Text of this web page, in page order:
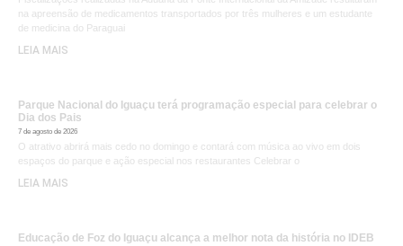
na apreensão de medicamentos transportados por três mulheres e um estudante
de medicina do Paraguai
LEIA MAIS
Parque Nacional do Iguaçu terá programação especial para celebrar o
Dia dos Pais
7 de agosto de 2026
O atrativo abrirá mais cedo no domingo e contará com música ao vivo em dois
espaços do parque e ação especial nos restaurantes Celebrar o
LEIA MAIS
Educação de Foz do Iguaçu alcança a melhor nota da história no IDEB